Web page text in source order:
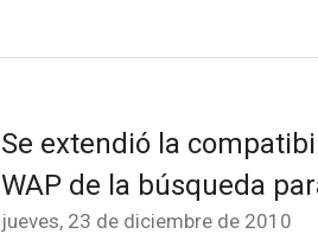
Se extendió la
WAP de la búsqueda
jueves, 23 de diciembre de 2010